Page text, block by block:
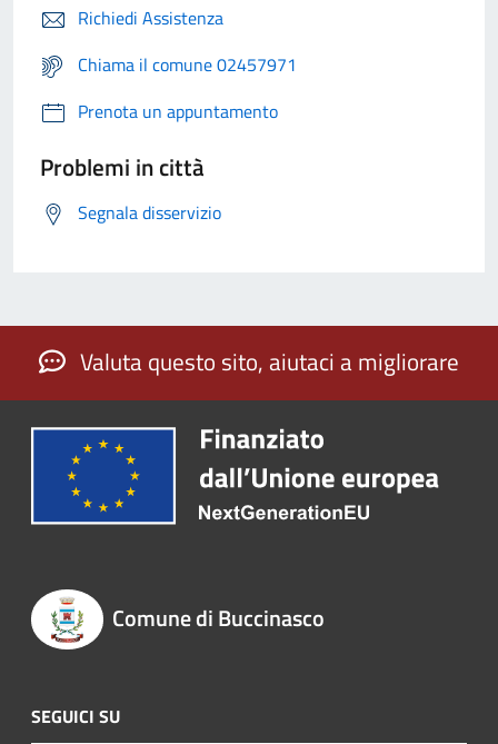
Richiedi Assistenza
Chiama il comune 02457971
Prenota un appuntamento
Problemi in città
Segnala disservizio
Valuta questo sito, aiutaci a migliorare
Comune di Buccinasco
SEGUICI SU